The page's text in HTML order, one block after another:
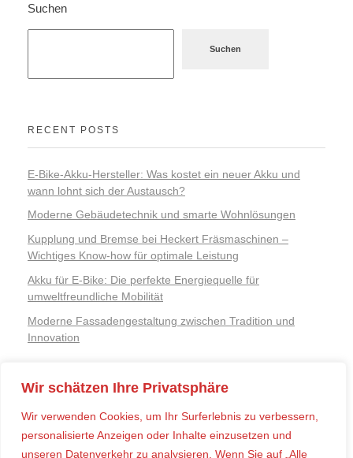
Wir schätzen Ihre Privatsphäre
Wir verwenden Cookies, um Ihr Surferlebnis zu verbessern,
personalisierte Anzeigen oder Inhalte einzusetzen und
unseren Datenverkehr zu analysieren. Wenn Sie auf „Alle
Suchen
Suchen
RECENT POSTS
E-Bike-Akku-Hersteller: Was kostet ein neuer Akku und
wann lohnt sich der Austausch?
Moderne Gebäudetechnik und smarte Wohnlösungen
Kupplung und Bremse bei Heckert Fräsmaschinen –
Wichtiges Know-how für optimale Leistung
Akku für E-Bike: Die perfekte Energiequelle für
umweltfreundliche Mobilität
Moderne Fassadengestaltung zwischen Tradition und
Innovation
Es sind keine Kommentare vorhanden.